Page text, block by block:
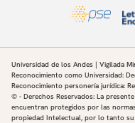
Universidad de los Andes | Vigilada
Reconocimiento como Universidad:
Reconocimiento personería jurídica:
© - Derechos Reservados: La
encuentran protegidos por las
propiedad Intelectual, por lo tanto